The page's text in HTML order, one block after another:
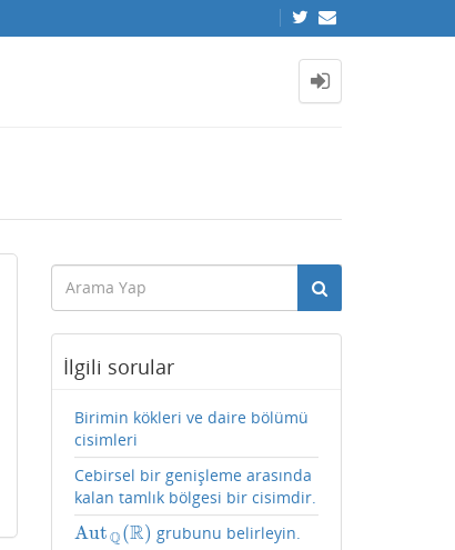
İlgili sorular
Birimin kökleri ve daire bölümü
cisimleri
Cebirsel bir genişleme arasında
kalan tamlık bölgesi bir cisimdir.
AutQ(R)
Aut Q(R) grubunu belirleyin.